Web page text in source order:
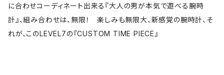
に合わせコーディネート出来る『大人の男が本気で遊べる腕時
計』、組み合わせは、無限！ 楽しみも無限大、新感覚の腕時計、そ
れが、このLEVEL7の『CUSTOM TIME PIECE』